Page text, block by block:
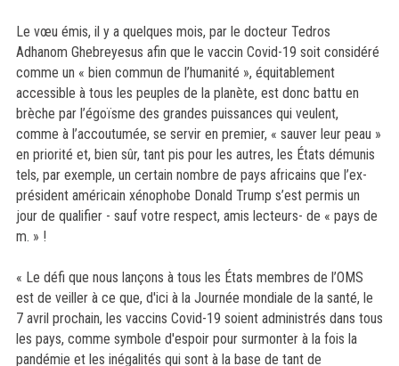
Le vœu émis, il y a quelques mois, par le docteur Tedros
Adhanom Ghebreyesus afin que le vaccin Covid-19 soit considéré
comme un « bien commun de l’humanité », équitablement
accessible à tous les peuples de la planète, est donc battu en
brèche par l’égoïsme des grandes puissances qui veulent,
comme à l’accoutumée, se servir en premier, « sauver leur peau »
en priorité et, bien sûr, tant pis pour les autres, les États démunis
tels, par exemple, un certain nombre de pays africains que l’ex-
président américain xénophobe Donald Trump s’est permis un
jour de qualifier - sauf votre respect, amis lecteurs- de « pays de
m. » !
« Le défi que nous lançons à tous les États membres de l’OMS
est de veiller à ce que, d'ici à la Journée mondiale de la santé, le
7 avril prochain, les vaccins Covid-19 soient administrés dans tous
les pays, comme symbole d'espoir pour surmonter à la fois la
pandémie et les inégalités qui sont à la base de tant de